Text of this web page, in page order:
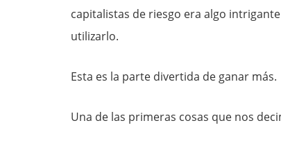
capitalistas de riesgo era algo
utilizarlo.
Esta es la parte divertida de ganar más.
Una de las primeras cosas que nos